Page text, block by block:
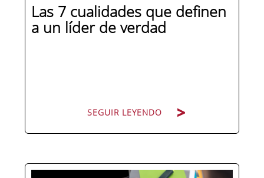
Las 7 cualidades que definen
a un líder de verdad
SEGUIR LEYENDO
Hay personas que ocupan puestos de